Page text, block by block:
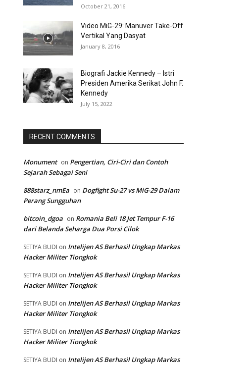
October 21, 2016
Video MiG-29: Manuver Take-Off
Vertikal Yang Dasyat
January 8, 2016
Biografi Jackie Kennedy – Istri
Presiden Amerika Serikat John F.
Kennedy
July 15, 2022
RECENT COMMENTS
Monument on Pengertian, Ciri-Ciri dan Contoh
Sejarah Sebagai Seni
888starz_nmEa on Dogfight Su-27 vs MiG-29 Dalam
Perang Sungguhan
bitcoin_dgoa on Romania Beli 18 Jet Tempur F-16
dari Belanda Seharga Dua Porsi Cilok
SETIYA BUDI on Intelijen AS Berhasil Ungkap Markas
Hacker Militer Tiongkok
SETIYA BUDI on Intelijen AS Berhasil Ungkap Markas
Hacker Militer Tiongkok
SETIYA BUDI on Intelijen AS Berhasil Ungkap Markas
Hacker Militer Tiongkok
SETIYA BUDI on Intelijen AS Berhasil Ungkap Markas
Hacker Militer Tiongkok
SETIYA BUDI on Intelijen AS Berhasil Ungkap Markas